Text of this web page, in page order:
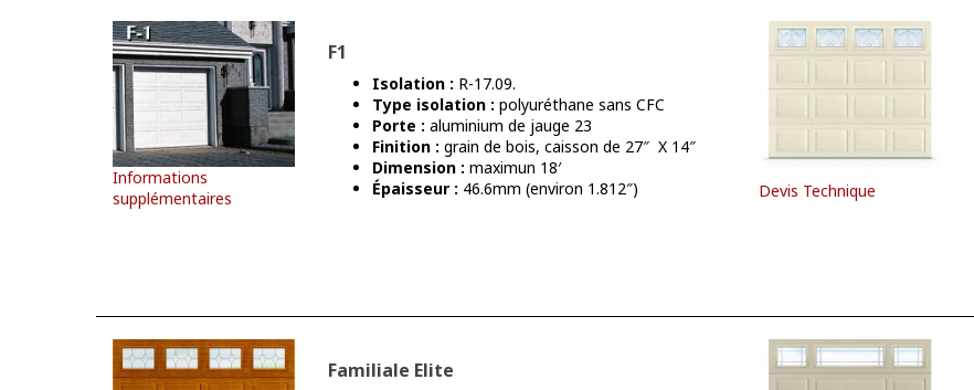
Informations
supplémentaires
F1
Isolation : R-17.09.
Type isolation : polyuréthane sans CFC
Porte : aluminium de jauge 23
Finition : grain de bois, caisson de 27″ X 14″
Dimension : maximun 18′
Épaisseur : 46.6mm (environ 1.812″) Devis Technique
Familiale Elite